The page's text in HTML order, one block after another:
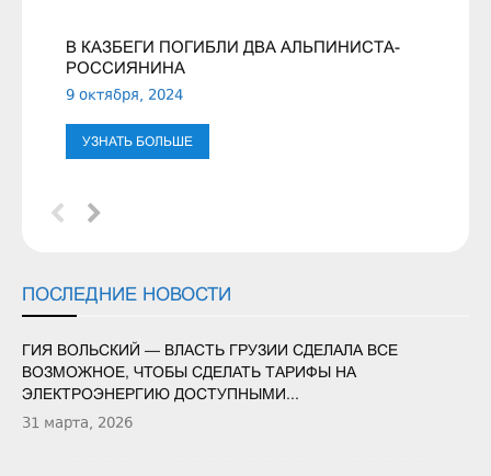
В КАЗБЕГИ ПОГИБЛИ ДВА АЛЬПИНИСТА-
РОССИЯНИНА
9 октября, 2024
УЗНАТЬ БОЛЬШЕ
ПОСЛЕДНИЕ НОВОСТИ
ГИЯ ВОЛЬСКИЙ — ВЛАСТЬ ГРУЗИИ СДЕЛАЛА ВСЕ
ВОЗМОЖНОЕ, ЧТОБЫ СДЕЛАТЬ ТАРИФЫ НА
ЭЛЕКТРОЭНЕРГИЮ ДОСТУПНЫМИ...
31 марта, 2026